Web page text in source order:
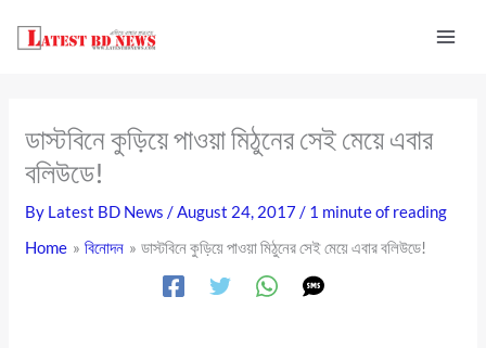
ডাস্টবিনে কুড়িয়ে পাওয়া মিঠুনের সেই মেয়ে এবার
বলিউডে!
By Latest BD News/August 24, 2017/ 1 minute of reading
Home
বিনোদন ডাস্টবিনে কুড়িয়ে পাওয়া মিঠুনের সেই মেয়ে এবার বলিউডে!